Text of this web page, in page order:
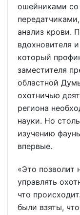
ошейниками
анализ крови.
вдохновителя
который
заместителя
областной
охотничью
региона
науки. Но
изучению
впервые.
«Это позволит
управлять
что
были взяты,